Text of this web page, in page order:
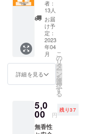
の度開
発して
いる
（商品
名）を
使用し
てお掃
除をし
ている
猫たち
の様子
らしく
イラス
トにし
たレ
者：
13人
お届
け予
定：
2023
年04
月
詳細を見る
こ
の
リ
タ
ー
ン
を
選
択
す
る
5,0
00 円
残り37
無香性